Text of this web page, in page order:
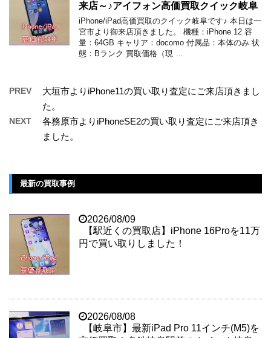
来店～♪アイフォン高価買取クイック岐阜
iPhone/iPad高価買取のクイック岐阜です♪ 本日は一
宮市より御来店頂きました。 機種：iPhone 12 容
量：64GB キャリア：docomo 付属品：本体のみ 状
態：Bランク 買取価格（現 …
PREV
大垣市よりiPhone11の買い取り査定にご来店頂きまし
た。
NEXT
各務原市よりiPhoneSE2の買い取り査定にご来店頂き
ました。
最新の買取事例
2026/08/09
【駅近くの買取店】iPhone 16Proを11万
円で買い取りしました！
2026/08/08
【岐阜市】最新iPad Pro 11インチ(M5)を